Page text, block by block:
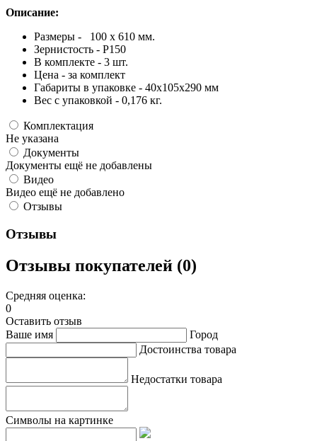
Описание:
Размеры - 100 x 610 мм.
Зернистость - Р150
В комплекте - 3 шт.
Цена - за комплект
Габариты в упаковке - 40x105x290 мм
Вес с упаковкой - 0,176 кг.
Комплектация
Не указана
Документы
Документы ещё не добавлены
Видео
Видео ещё не добавлено
Отзывы
Отзывы
Отзывы покупателей (0)
Средняя оценка:
0
Оставить отзыв
Ваше имя
Город
Достоинства товара
Недостатки товара
Символы на картинке